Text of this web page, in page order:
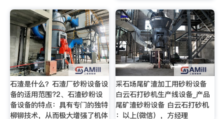
石渣是什么？石渣厂砂粉设备设
备的适用范围?2、石渣砂粉设
备设备的特点：具有专门的独特
柳铆技术，从而极大增强了机体
采石场尾矿渣加工用砂粉设备
白云石打砂机生产线设备_产品
尾矿渣砂粉设备 白云石打砂机
：以上(微信），方经理